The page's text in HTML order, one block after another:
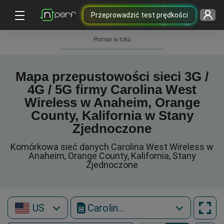
Przeprowadzić test prędkości
Pomiar w toku
Mapa przepustowości sieci 3G /
4G / 5G firmy Carolina West
Wireless w Anaheim, Orange
County, Kalifornia w Stany
Zjednoczone
Komórkowa sieć danych Carolina West Wireless w
Anaheim, Orange County, Kalifornia, Stany
Zjednoczone
US Carolina West Wireless